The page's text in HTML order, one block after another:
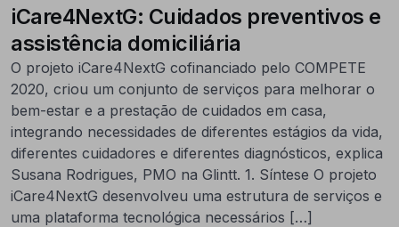
iCare4NextG: Cuidados preventivos e
assistência domiciliária
O projeto iCare4NextG cofinanciado pelo COMPETE
2020, criou um conjunto de serviços para melhorar o
bem-estar e a prestação de cuidados em casa,
integrando necessidades de diferentes estágios da vida,
diferentes cuidadores e diferentes diagnósticos, explica
Susana Rodrigues, PMO na Glintt. 1. Síntese O projeto
iCare4NextG desenvolveu uma estrutura de serviços e
uma plataforma tecnológica necessários […]